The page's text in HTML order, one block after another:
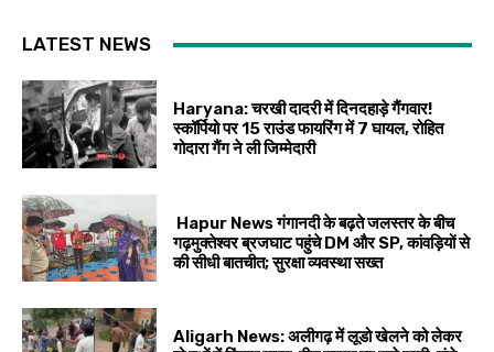
LATEST NEWS
Haryana: चरखी दादरी में दिनदहाड़े गैंगवार!
स्कॉर्पियो पर 15 राउंड फायरिंग में 7 घायल, रोहित
गोदारा गैंग ने ली जिम्मेदारी
Hapur News गंगानदी के बढ़ते जलस्तर के बीच
गढ़मुक्तेश्वर ब्रजघाट पहुंचे DM और SP, कांवड़ियों से
की सीधी बातचीत; सुरक्षा व्यवस्था सख्त
Aligarh News: अलीगढ़ में लूडो खेलने को लेकर